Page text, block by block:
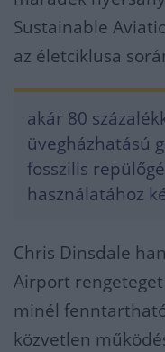
Sustainable
az életciklusa
akár 80
üvegházhatású
fosszilis
használatához
Chris Dinsdale
Airport
minél
közvetlen